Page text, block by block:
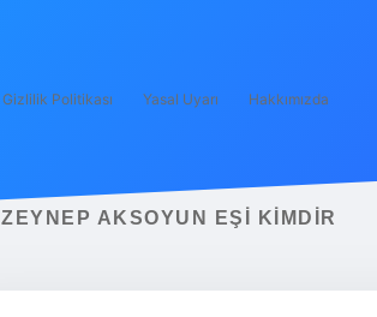
Gizlilik Politikası Yasal Uyarı Hakkımızda
ZEYNEP AKSOYUN EŞI KIMDIR